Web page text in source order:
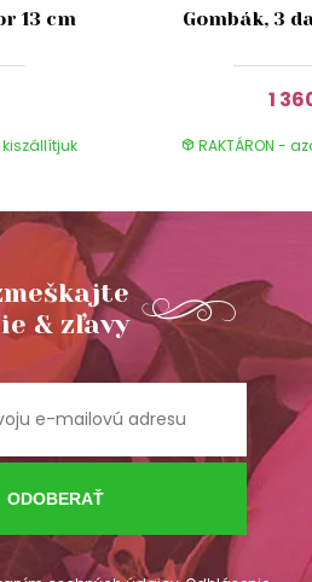
13 cm
kiszállítjuk
Gombák, 3
1
RAKTÁRON -
& zľavy
ODOBERAŤ